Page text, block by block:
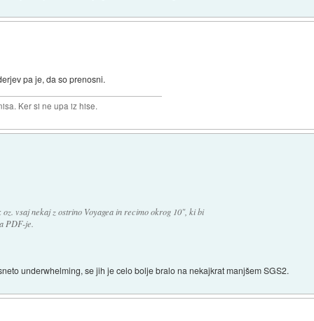
pa je, da so prenosni.
Ker si ne upa iz hise.
vsaj nekaj z ostrino Voyagea in recimo okrog 10", ki bi
PDF-je.
underwhelming, se jih je celo bolje bralo na nekajkrat manjšem SGS2.